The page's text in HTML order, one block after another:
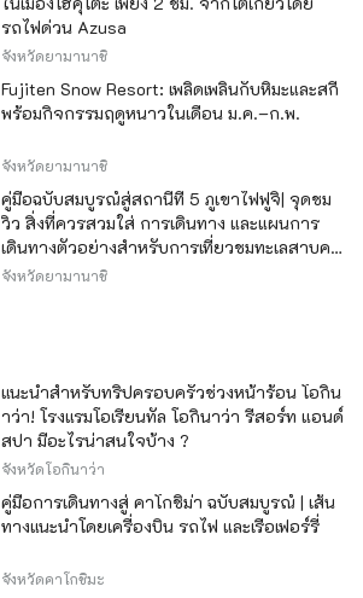
รถไฟด่วน Azusa
จังหวัดยามานาชิ
Fujiten Snow Resort: เพลิดเพลินกับหิมะและสกี
พร้อมกิจกรรมฤดูหนาวในเดือน ม.ค.–ก.พ.
จังหวัดยามานาชิ
คู่มือฉบับสมบูรณ์สู่สถานีที่ 5 ภูเขาไฟฟูจิ| จุดชม
วิว สิ่งที่ควรสวมใส่ การเดินทาง และแผนการ
เดินทางตัวอย่างสำหรับการเที่ยวชมทะเลสาบคา
วากุจิ
จังหวัดยามานาชิ
แนะนำสำหรับทริปครอบครัวช่วงหน้าร้อน โอกิน
าว่า! โรงแรมโอเรียนทัล โอกินาว่า รีสอร์ท แอนด์
สปา มีอะไรน่าสนใจบ้าง ?
จังหวัดโอกินาว่า
คู่มือการเดินทางสู่ คาโกชิม่า ฉบับสมบูรณ์ | เส้น
ทางแนะนำโดยเครื่องบิน รถไฟ และเรือเฟอร์รี่
จังหวัดคาโกชิมะ